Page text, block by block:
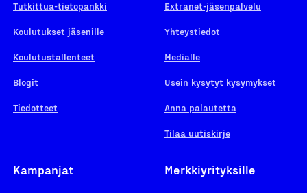
Tutkittua-tietopankki
Koulutukset jäsenille
Koulutustallenteet
Blogit
Tiedotteet
Extranet-jäsenpalvelu
Yhteystiedot
Medialle
Usein kysytyt kysymykset
Anna palautetta
Tilaa uutiskirje
Kampanjat Merkkiyrityksille